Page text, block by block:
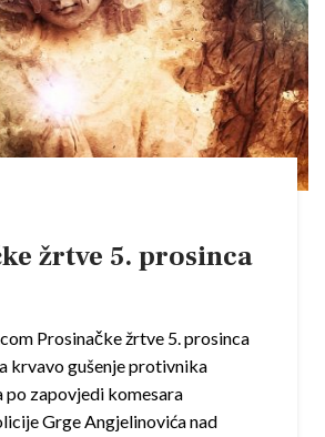
žrtve 5. prosinca
Prosinačke žrtve 5. prosinca
krvavo gušenje protivnika
po zapovjedi komesara
Grge Angjelinovića nad